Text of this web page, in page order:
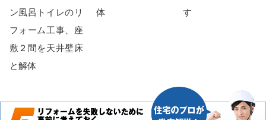
ン風呂トイレのリ
フォーム工事、座
敷２間を天井壁床
と解体
体
す